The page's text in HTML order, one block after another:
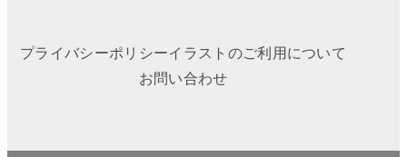
プライバシーポリシーイラストのご利用について
お問い合わせ